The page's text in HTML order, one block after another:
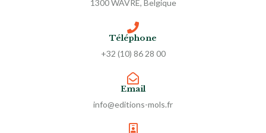
1300 WAVRE, Belgique
Téléphone
+32 (10) 86 28 00
Email
info@editions-mols.fr